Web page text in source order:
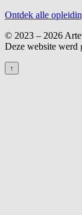
Ontdek alle
© 2023 – 2026
Deze website werd
↑